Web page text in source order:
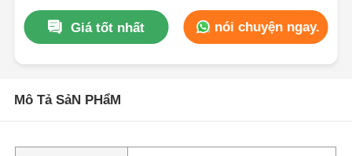
Giá tốt nhất nói chuyện ngay.
Mô Tả SảN PHẩM